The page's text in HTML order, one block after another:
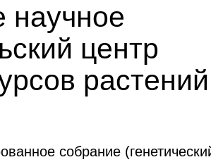
научное
центр
растений
собрание